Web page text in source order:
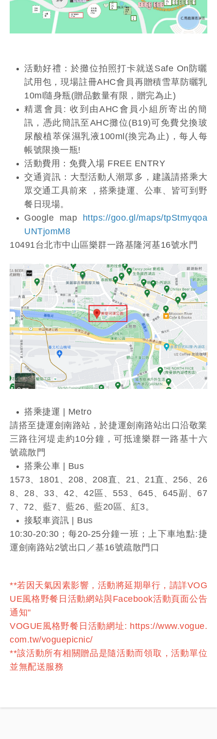
活動好禮：於攤位拍照打卡就送Safe On防曬
試用包，現場註冊AHC會員再贈積雪草防曬乳
10ml隨身瓶(贈品數量有限，贈完為止)
精選會員: 收到由AHC會員小組所寄出的簡
訊，憑此簡訊至AHC攤位(B19)可免費兌換玻
尿酸植萃保濕乳液100ml(換完為止)，每人每
帳號限換一瓶!
活動費用：免費入場 FREE ENTRY
交通資訊：大型活動人潮眾多，建議請搭乘大
眾交通工具前來 ，搭乘捷運、公車、皆可到野
餐日現場。
Google map https://goo.gl/maps/tpStmyqoa
UNTjomM8
10491台北市中山區樂群一路基隆河基16號水門
搭乘捷運 | Metro
請搭至捷運劍南路站，於捷運劍南路站出口沿敬業
三路往河堤走約10分鐘，可抵達樂群一路基十六
號疏散門
搭乘公車 | Bus
1573、1801、208、208直、21、21直、256、26
8、28、33、42、42區、553、645、645副、67
7、72、藍7、藍26、藍20區、紅3。
接駁車資訊 | Bus
10:30-20:30；每20-25分鐘一班；上下車地點:捷
運劍南路站2號出口／基16號疏散門口
**若因天氣因素影響，活動將延期舉行，請詳VOG
UE風格野餐日活動網站與Facebook活動頁面公告
通知"
VOGUE風格野餐日活動網址: https://www.vogue.
com.tw/voguepicnic/
**該活動所有相關贈品是隨活動而領取，活動單位
並無配送服務